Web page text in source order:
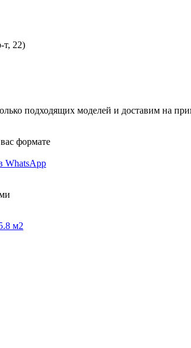
т, 22)
подходящих моделей и доставим на
формате
WhatsApp
м2